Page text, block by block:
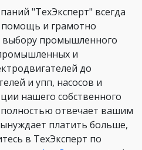
"ТехЭксперт" всегда
и грамотно
выбору промышленного
и
до
и упп, насосов и
нашего собственного
отвечает вашим
платить больше,
в ТехЭксперт по